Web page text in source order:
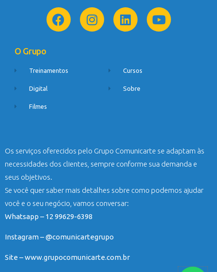
O Grupo
Treinamentos
Digital
Filmes
Cursos
Sobre
Os serviços oferecidos pelo Grupo Comunicarte se adaptam às
necessidades dos clientes, sempre conforme sua demanda e
seus objetivos.
Se você quer saber mais detalhes sobre como podemos ajudar
você e o seu negócio, vamos conversar:
Whatsapp – 12 99629-6398
Instagram – @comunicartegrupo
Site – www.grupocomunicarte.com.br